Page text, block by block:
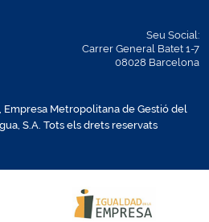
Seu Social:
Carrer General Batet 1-7
08028 Barcelona
Empresa Metropolitana de Gestió del
S.A. Tots els drets reservats